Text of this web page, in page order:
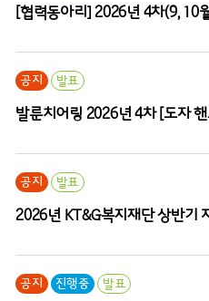
[협력동아리] 2026년 4차(9, 10
공지 발표
발룬치어링 2026년 4차 [도자
공지 발표
2026년 KT&G복지재단 상반기
공지 진행중 발표